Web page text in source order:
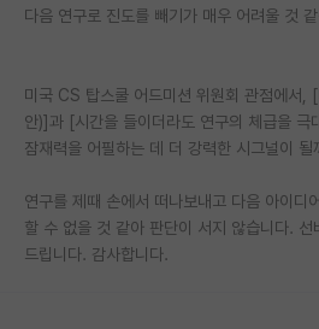
커리어
이벤트
반도체 아카데미
재팬라운지 🌸
다음 연구로 진도를 빼기가 매우 어려울 것
미국 CS 탑스쿨 어드미션 위원회 관점에서,
안)]과 [시간을 들이더라도 연구의 체급을
잠재력을 어필하는 데 더 강력한 시그널이 될
연구를 제때 손에서 떠나보내고 다음 아이디
할 수 없을 것 같아 판단이 서지 않습니다.
드립니다. 감사합니다.